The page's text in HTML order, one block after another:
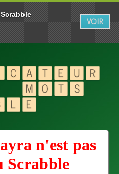
n'est pas
Scrabble
VOIR